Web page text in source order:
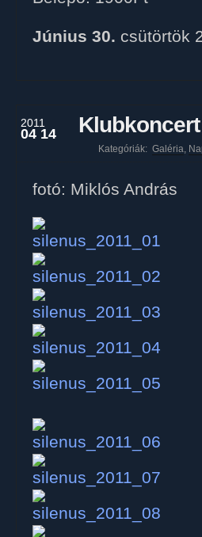
Június 30. csütörtök
2011
04 14
Kategóriák: Galéria,
fotó: Miklós András